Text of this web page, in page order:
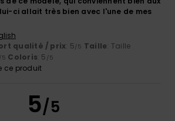
ci allait très bien avec l'une de mes
qualité / prix: 5/5 Taille: Taille
/5 Coloris: 5 /5
ce produit
5/5